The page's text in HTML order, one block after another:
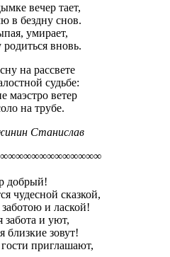
вечер тает,
в бездну снов.
умирает,
вновь.
на рассвете
судьбе:
маэстро ветер
на трубе.
Станислав
добрый!
чудесной сказкой,
и лаской!
забота и уют,
близкие зовут!
приглашают,